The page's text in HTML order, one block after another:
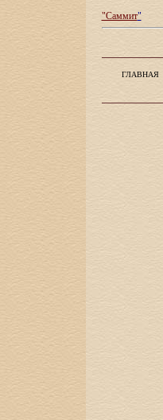
"Саммит"
ГЛАВНАЯ